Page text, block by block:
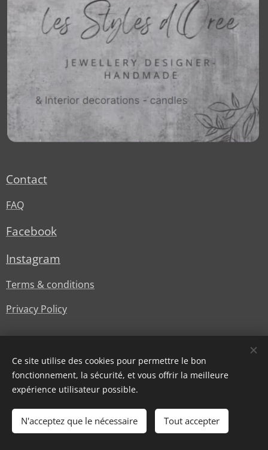
Contact
FAQ
Facebook
Instagram
Terms & conditions
Privacy Policy
© Lesstylesdoree Cookies
Ce site utilise des cookies pour permettre le bon
fonctionnement, la sécurité, et vous offrir la meilleure
expérience utilisateur possible.
N'acceptez que le nécessaire Tout accepter